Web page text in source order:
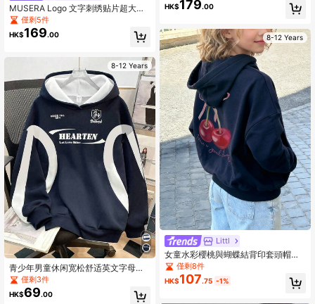
MUSERA Logo 文字刺绣贴片超大款
连帽衫宽松卫衣返校舒适可爱休闲Y2
K街头风胶囊衣橱灰色夏季度假假日
僅剩5件
HK$169.00
8-12 Years
青少年男童休闲宽松舒适英文字母撞
色街头风Y2K风格宽松长袖卫衣，适
合秋冬季穿着
僅剩3件
HK$69.00
衣，秋冬，长袖上衣，秋季女装
HK$179.00
8-12 Years
Littl
女童水彩櫻桃與蝴蝶結背印套頭帽顯
衛衣，Have A Good Day 字母圖案，
寬鬆長袖，甜美休閒風格
僅剩8件
HK$107.75 -1%